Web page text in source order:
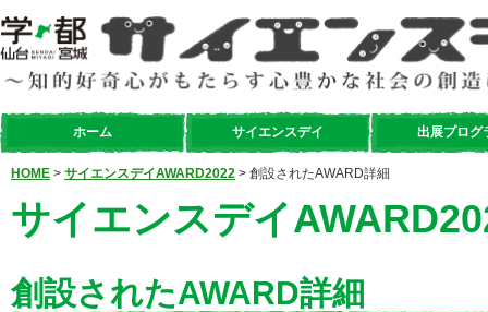
ホーム サイエンスデイ 出展プログ
HOME > サイエンスデイAWARD2022 > 創設されたAWARD詳細
サイエンスデイ
創設されたAWARD詳細